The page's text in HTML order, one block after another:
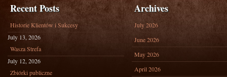
Recent Posts
Historie Klientów i Sukcesy
July 13, 2026
Wasza Strefa
July 12, 2026
Zbiórki publiczne
Archives
July 2026
June 2026
May 2026
April 2026